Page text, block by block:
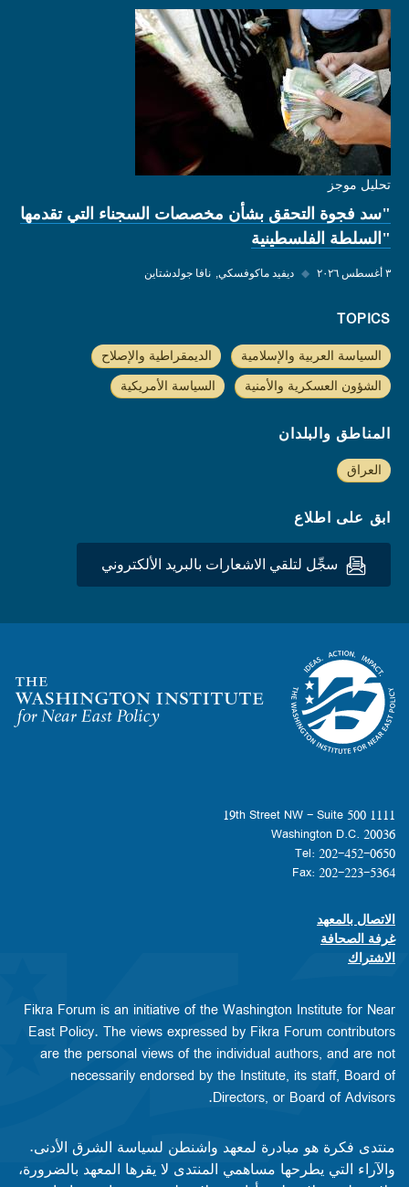
تحليل موجز
"سد فجوة التحقق بشأن مخصصات السجناء التي تقدمها
"السلطة الفلسطينية
٣ أغسطس ٢٠٢٦ ◆ ديفيد ماكوفسكي نافا جولدشتاين
TOPICS
السياسة العربية والإسلامية الديمقراطية والإصلاح
الشؤون العسكرية والأمنية السياسة الأمريكية
المناطق والبلدان
العراق
ابق على اطلاع
سجِّل لتلقي الاشعارات بالبريد الألكتروني
Homepage
1111 19th Street NW - Suite 500
Washington D.C. 20036
Tel: 202-452-0650
Fax: 202-223-5364
Footer contact links
الاتصال بالمعهد
غرفة الصحافة
الاشتراك
Fikra Forum is an initiative of the Washington Institute for Near
East Policy. The views expressed by Fikra Forum contributors
are the personal views of the individual authors, and are not
necessarily endorsed by the Institute, its staff, Board of
Directors, or Board of Advisors.​​
منتدى فكرة هو مبادرة لمعهد واشنطن لسياسة الشرق الأدنى.
والآراء التي يطرحها مساهمي المنتدى لا يقرها المعهد بالضرورة،